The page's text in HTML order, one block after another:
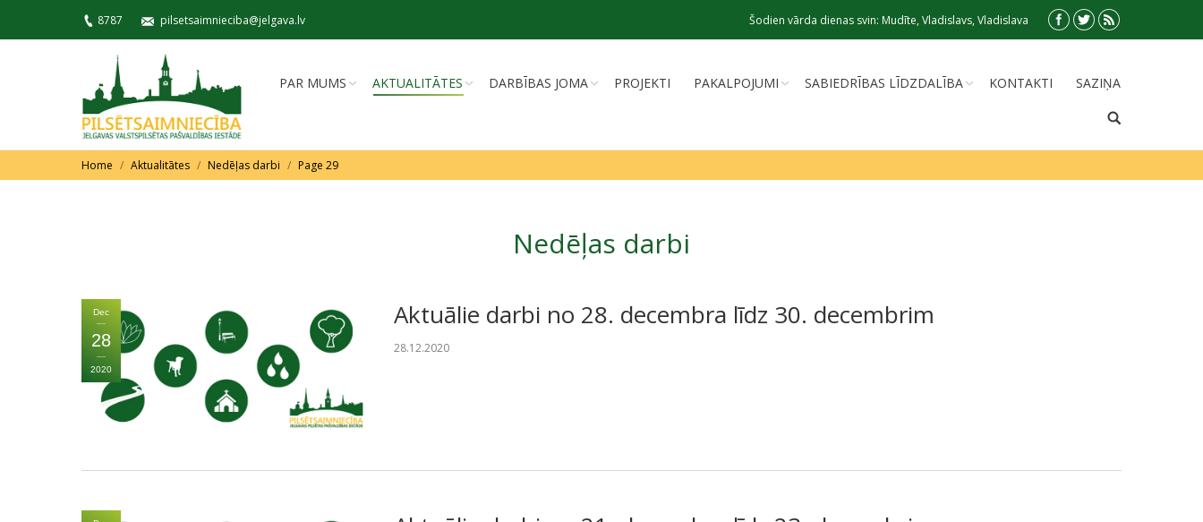
8787 pilsetsaimnieciba@jelgava.lv Šodien vārda dienas svin: Mudīte, Vladislavs, Vladislava
PAR MUMS AKTUALITĀTES DARBĪBAS JOMA PROJEKTI PAKALPOJUMI SABIEDRĪBAS LĪDZDALĪBA KONTAKTI SAZIŅA
You are here:
Home Aktualitātes Nedēļas darbi Page 29
Nedēļas darbi
Dec
28
2020
Aktuālie darbi no 28. decembra līdz 30. decembrim
28.12.2020